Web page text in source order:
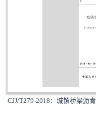
CJJ/T279-2018：城镇桥梁沥